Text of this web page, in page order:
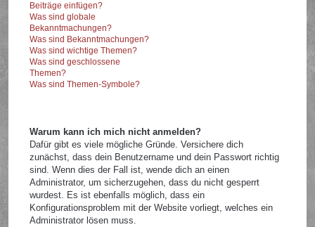
Beiträge einfügen?
Was sind globale
Bekanntmachungen?
Was sind Bekanntmachungen?
Was sind wichtige Themen?
Was sind geschlossene
Themen?
Was sind Themen-Symbole?
Warum kann ich mich nicht anmelden?
Dafür gibt es viele mögliche Gründe. Versichere dich
zunächst, dass dein Benutzername und dein Passwort richtig
sind. Wenn dies der Fall ist, wende dich an einen
Administrator, um sicherzugehen, dass du nicht gesperrt
wurdest. Es ist ebenfalls möglich, dass ein
Konfigurationsproblem mit der Website vorliegt, welches ein
Administrator lösen muss.